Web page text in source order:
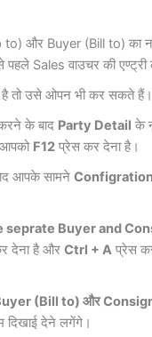
to) और Buyer (Bill to) का
Sales वाउचर की एण्ट्री
है तो उसे ओपन भी कर सकते हैं।
के बाद Party Detail के
आपको F12 प्रेस कर देना है।
आपके सामने
seprate Buyer and
देना है औरCtrl + A प्रेस
(Bill to) और
देने लगेंगे।